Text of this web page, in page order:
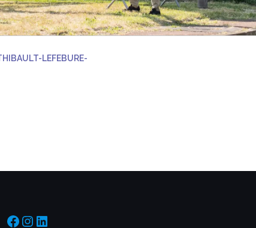
LEFEBURE-
https://www.facebook.com/
https://www.instagram.com/
https://fr.linkedin.com/company/